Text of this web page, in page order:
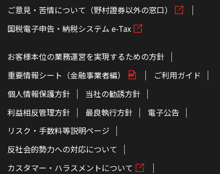
ご意見・苦情について（野村證券以外の窓口）
国税電子申告・納税システム e-Tax
お客様本位の業務運営を実現するための方針
重要情報シート（金融事業者編）
ご利用ガイド
個人情報保護方針
当社の勧誘方針
利益相反管理方針
最良執行方針
電子公告
リスク・手数料等説明ページ
反社会的勢力への対応について
カスタマー・ハラスメントについて